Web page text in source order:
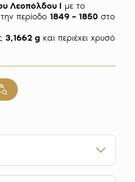
Λεοπόλδου I με το
περίοδο 1849 – 1850
3,1662 g και περιέχει χρυσό